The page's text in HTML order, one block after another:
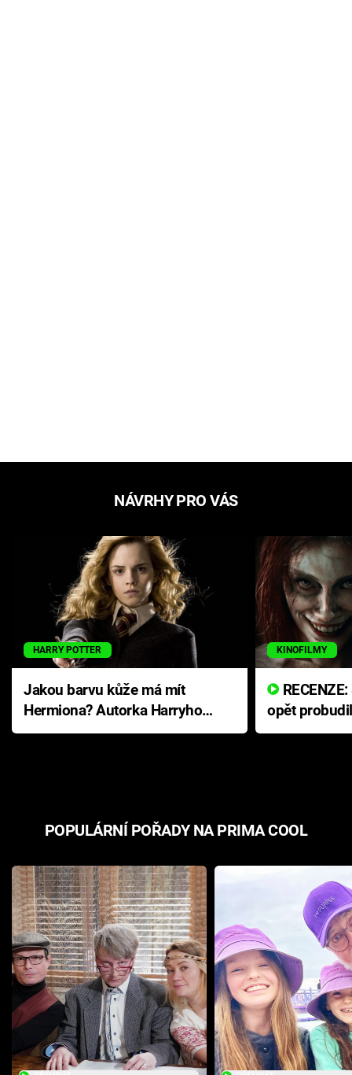
NÁVRHY PRO VÁS
HARRY POTTER
Jakou barvu kůže má mít
Hermiona? Autorka Harryho
Pottera přišla s ráznou
KINOFILMY
opět
přichází s
POPULÁRNÍ POŘADY NA PRIMA COOL